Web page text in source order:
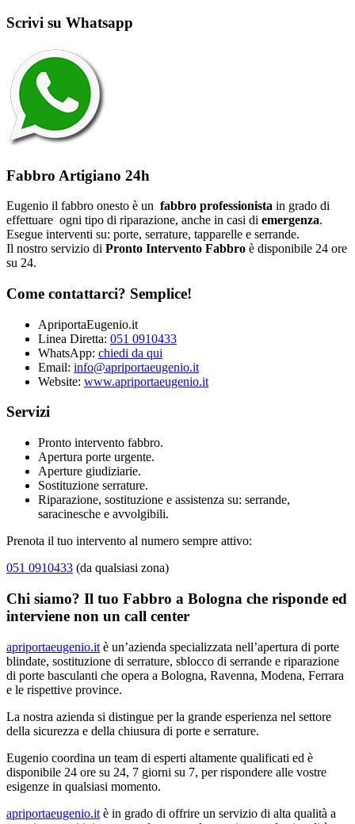
Scrivi su Whatsapp
Fabbro Artigiano 24h
Eugenio il fabbro onesto è un fabbro professionista in grado di
effettuare ogni tipo di riparazione, anche in casi di emergenza.
Esegue interventi su: porte, serrature, tapparelle e serrande.
Il nostro servizio di Pronto Intervento Fabbro è disponibile 24 ore
su 24.
Come contattarci? Semplice!
ApriportaEugenio.it
Linea Diretta: 051 0910433
WhatsApp: chiedi da qui
Email: info@apriportaeugenio.it
Website: www.apriportaeugenio.it
Servizi
Pronto intervento fabbro.
Apertura porte urgente.
Aperture giudiziarie.
Sostituzione serrature.
Riparazione, sostituzione e assistenza su: serrande,
saracinesche e avvolgibili.
Prenota il tuo intervento al numero sempre attivo:
051 0910433 (da qualsiasi zona)
Chi siamo? Il tuo Fabbro a Bologna che risponde ed
interviene non un call center
apriportaeugenio.it è un’azienda specializzata nell’apertura di porte
blindate, sostituzione di serrature, sblocco di serrande e riparazione
di porte basculanti che opera a Bologna, Ravenna, Modena, Ferrara
e le rispettive province.
La nostra azienda si distingue per la grande esperienza nel settore
della sicurezza e della chiusura di porte e serrature.
Eugenio coordina un team di esperti altamente qualificati ed è
disponibile 24 ore su 24, 7 giorni su 7, per rispondere alle vostre
esigenze in qualsiasi momento.
apriportaeugenio.it è in grado di offrire un servizio di alta qualità a